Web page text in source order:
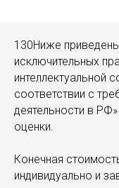
130Ниже
исключительных
интеллектуальной
соответствии с
деятельности в
оценки.
Конечная
индивидуально и